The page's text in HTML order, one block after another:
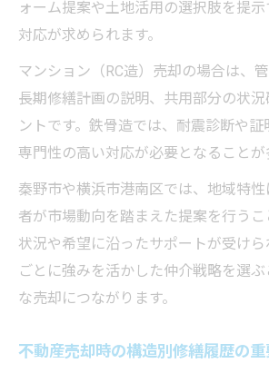
ォーム提案や土地活用の選択肢を提
対応が求められます。
マンション（RC造）売却の場合は、
長期修繕計画の説明、共用部分の状
ントです。鉄骨造では、耐震診断や証
専門性の高い対応が必要となることが
秦野市や横浜市港南区では、地域特
者が市場動向を踏まえた提案を行う
状況や希望に沿ったサポートが受け
ごとに強みを活かした仲介戦略を選
な売却につながります。
不動産売却時の構造別修繕履歴の重